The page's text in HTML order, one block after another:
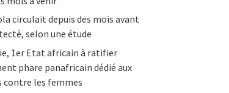
circulait depuis des mois avant
selon une étude
1er Etat africain à ratifier
phare panafricain dédié aux
contre les femmes